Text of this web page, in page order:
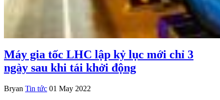
Máy gia tốc LHC lập kỷ lục mới chỉ 3
ngày sau khi tái khởi động
Bryan Tin tức 01 May 2022